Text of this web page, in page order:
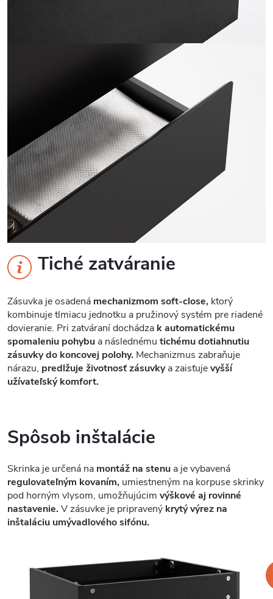
Tiché zatváranie
Zásuvka je osadená mechanizmom soft-close, ktorý
kombinuje tlmiacu jednotku a pružinový systém pre riadené
dovieranie. Pri zatváraní dochádza k automatickému
spomaleniu pohybu a následnému tichému dotiahnutiu
zásuvky do koncovej polohy. Mechanizmus zabraňuje
nárazu, predlžuje životnosť zásuvkya zaisťujevyšší
užívateľský komfort.
Spôsob inštalácie
Skrinka je určená na montáž na stenu a je vybavená
regulovateľným kovaním, umiestneným na korpuse skrinky
pod horným vlysom, umožňujúcim výškové aj rovinné
nastavenie.V zásuvke je pripravený krytý výrez na
inštaláciu umývadlového sifónu.